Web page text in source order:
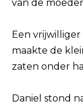
van de
Een
maakte de
zaten onder
Daniel stond